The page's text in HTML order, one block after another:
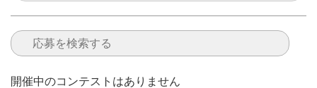
開催中のコンテストはありません